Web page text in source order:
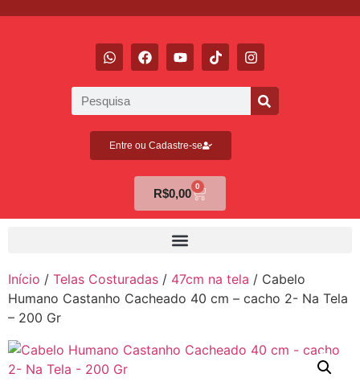
Entre ou Cadastre-se
R$0,00
0
Início / Telas Costuradas / 47cm na tela / Cabelo
Humano Castanho Cacheado 40 cm – cacho 2- Na Tela
– 200 Gr